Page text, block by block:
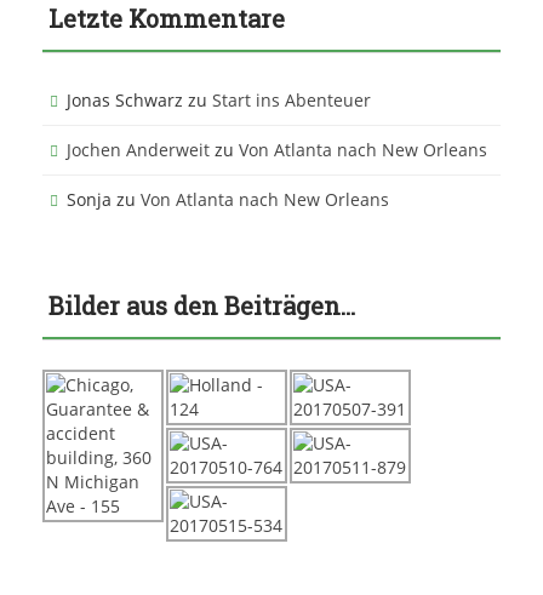
Letzte Kommentare
Jonas Schwarz zu Start ins Abenteuer
Jochen Anderweit zu Von Atlanta nach New Orleans
Sonja zu Von Atlanta nach New Orleans
Bilder aus den Beiträgen…